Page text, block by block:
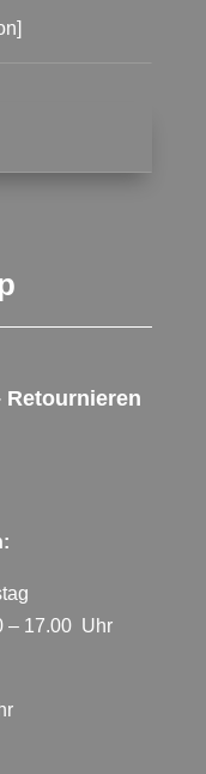
Retournieren
– 17.00 Uhr